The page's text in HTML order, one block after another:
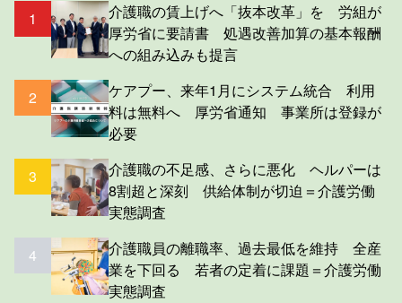
1
介護職の賃上げへ「抜本改革」を 労組が
厚労省に要請書 処遇改善加算の基本報酬
への組み込みも提言
2
ケアプー、来年1月にシステム統合 利用
料は無料へ 厚労省通知 事業所は登録が
必要
3
介護職の不足感、さらに悪化 ヘルパーは
8割超と深刻 供給体制が切迫＝介護労働
実態調査
4
介護職員の離職率、過去最低を維持 全産
業を下回る 若者の定着に課題＝介護労働
実態調査